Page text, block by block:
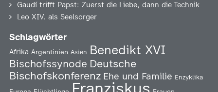
Gaudí trifft Papst: Zuerst die Liebe, dann die Technik
Leo XIV. als Seelsorger
Schlagwörter
Afrika Argentinien Asien Benedikt XVI
Bischofssynode Deutsche
Bischofskonferenz Ehe und Familie Enzyklika